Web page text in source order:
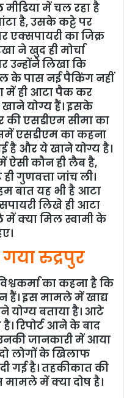
में चल रहा है
है, उसके कट्टे पर
एक्सपायरी का जिक्र
ने खुद ही मोर्चा
उन्होंने लिखा कि
के पास नई पैकिंग नहीं
में ही आटा पैक कर
योग्य हैं। इसके
की एसडीएम सीमा का
एसडीएम का कहना
है और ये खाने योग्य है।
ऐसी कौन ही लैब है,
गुणवत्ता जांच ली।
बात यह भी है आटा
लिखे ही आटा
में क्या मिल स्वामी के
रुद्रपुर
का कहना है कि
हैं। इस मामले में खाद्य
योग्य बताया है। आटे
रिपोर्ट आने के बाद
जानकारी में आया
लोगों के खिलाफ
गई है। तहकीकात की
में क्या दोष है।